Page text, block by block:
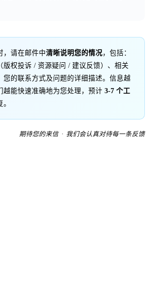
，请在邮件中清晰说明您的情况，包括：
版权投诉 / 资源疑问 / 建议反馈）、相关
您的联系方式及问题的详细描述。信息越
越能快速准确地为您处理，预计 3-7 个工
期待您的来信 · 我们会认真对待每一条反馈